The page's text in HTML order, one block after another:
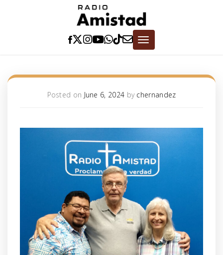
to
content
Toggle
navigation
Posted on June 6, 2024 by chernandez